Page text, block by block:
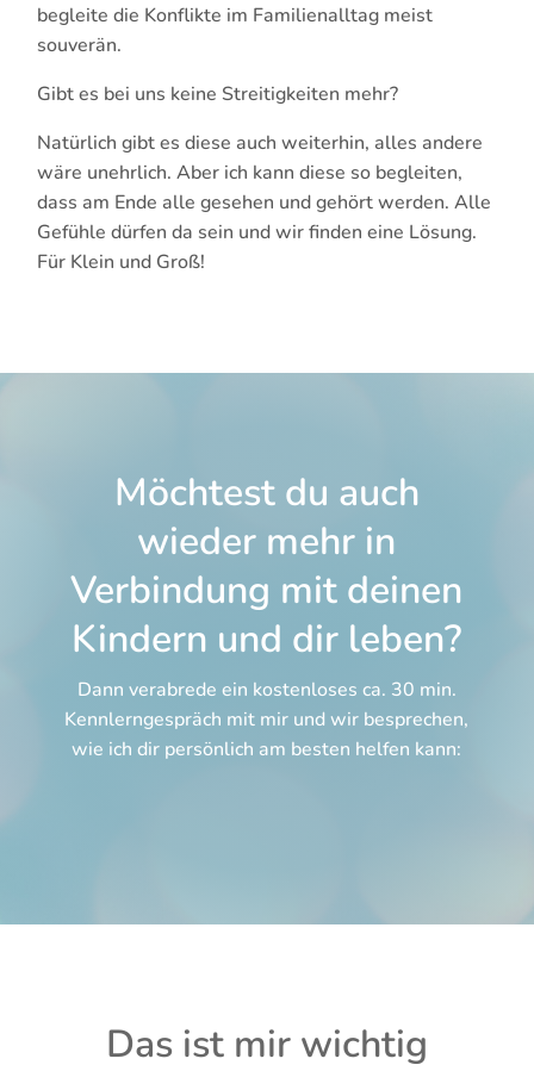
begleite die Konflikte im Familienalltag meist
souverän.
Gibt es bei uns keine Streitigkeiten mehr?
Natürlich gibt es diese auch weiterhin, alles andere
wäre unehrlich. Aber ich kann diese so begleiten,
dass am Ende alle gesehen und gehört werden. Alle
Gefühle dürfen da sein und wir finden eine Lösung.
Für Klein und Groß!
Möchtest du auch
wieder mehr in
Verbindung mit deinen
Kindern und dir leben?
Dann verabrede ein kostenloses ca. 30 min.
Kennlerngespräch mit mir und wir besprechen,
wie ich dir persönlich am besten helfen kann:
Das ist mir wichtig